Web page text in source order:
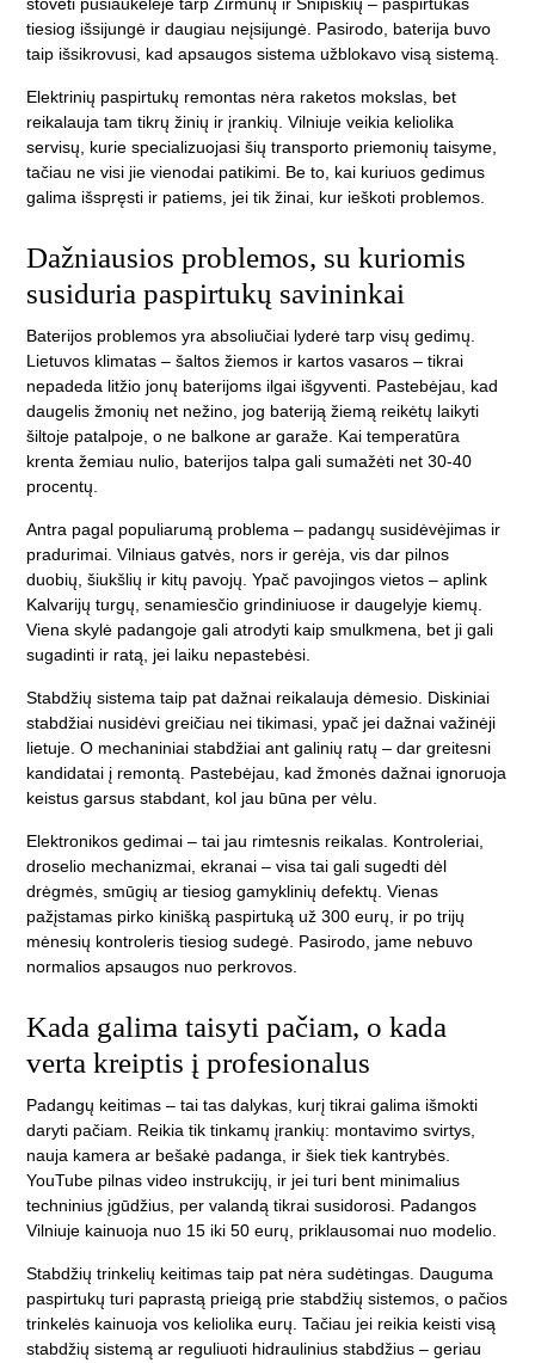
tiesiog išsijungė ir daugiau neįsijungė. Pasirodo, baterija buvo
taip išsikrovusi, kad apsaugos sistema užblokavo visą sistemą.
Elektrinių paspirtukų remontas nėra raketos mokslas, bet
reikalauja tam tikrų žinių ir įrankių. Vilniuje veikia keliolika
servisų, kurie specializuojasi šių transporto priemonių taisyme,
tačiau ne visi jie vienodai patikimi. Be to, kai kuriuos gedimus
galima išspręsti ir patiems, jei tik žinai, kur ieškoti problemos.
Dažniausios problemos, su kuriomis
susiduria paspirtukų savininkai
Baterijos problemos yra absoliučiai lyderė tarp visų gedimų.
Lietuvos klimatas – šaltos žiemos ir kartos vasaros – tikrai
nepadeda litžio jonų baterijoms ilgai išgyventi. Pastebėjau, kad
daugelis žmonių net nežino, jog bateriją žiemą reikėtų laikyti
šiltoje patalpoje, o ne balkone ar garaže. Kai temperatūra
krenta žemiau nulio, baterijos talpa gali sumažėti net 30-40
procentų.
Antra pagal populiarumą problema – padangų susidėvėjimas ir
pradurimai. Vilniaus gatvės, nors ir gerėja, vis dar pilnos
duobių, šiukšlių ir kitų pavojų. Ypač pavojingos vietos – aplink
Kalvarijų turgų, senamiesčio grindiniuose ir daugelyje kiemų.
Viena skylė padangoje gali atrodyti kaip smulkmena, bet ji gali
sugadinti ir ratą, jei laiku nepastebėsi.
Stabdžių sistema taip pat dažnai reikalauja dėmesio. Diskiniai
stabdžiai nusidėvi greičiau nei tikimasi, ypač jei dažnai važinėji
lietuje. O mechaniniai stabdžiai ant galinių ratų – dar greitesni
kandidatai į remontą. Pastebėjau, kad žmonės dažnai ignoruoja
keistus garsus stabdant, kol jau būna per vėlu.
Elektronikos gedimai – tai jau rimtesnis reikalas. Kontroleriai,
droselio mechanizmai, ekranai – visa tai gali sugedti dėl
drėgmės, smūgių ar tiesiog gamyklinių defektų. Vienas
pažįstamas pirko kinišką paspirtuką už 300 eurų, ir po trijų
mėnesių kontroleris tiesiog sudegė. Pasirodo, jame nebuvo
normalios apsaugos nuo perkrovos.
Kada galima taisyti pačiam, o kada
verta kreiptis į profesionalus
Padangų keitimas – tai tas dalykas, kurį tikrai galima išmokti
daryti pačiam. Reikia tik tinkamų įrankių: montavimo svirtys,
nauja kamera ar bešakė padanga, ir šiek tiek kantrybės.
YouTube pilnas video instrukcijų, ir jei turi bent minimalius
techninius įgūdžius, per valandą tikrai susidorosi. Padangos
Vilniuje kainuoja nuo 15 iki 50 eurų, priklausomai nuo modelio.
Stabdžių trinkelių keitimas taip pat nėra sudėtingas. Dauguma
paspirtukų turi paprastą prieigą prie stabdžių sistemos, o pačios
trinkelės kainuoja vos keliolika eurų. Tačiau jei reikia keisti visą
stabdžių sistemą ar reguliuoti hidraulinius stabdžius – geriau